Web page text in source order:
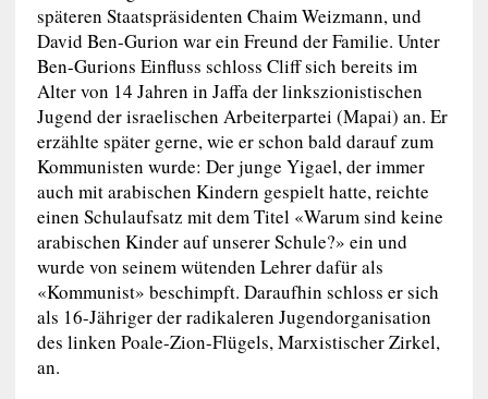
späteren Staatspräsidenten Chaim Weizmann, und
David Ben-Gurion war ein Freund der Familie. Unter
Ben-Gurions Einfluss schloss Cliff sich bereits im
Alter von 14 Jahren in Jaffa der linkszionistischen
Jugend der israelischen Arbeiterpartei (Mapai) an. Er
erzählte später gerne, wie er schon bald darauf zum
Kommunisten wurde: Der junge Yigael, der immer
auch mit arabischen Kindern gespielt hatte, reichte
einen Schulaufsatz mit dem Titel «Warum sind keine
arabischen Kinder auf unserer Schule?» ein und
wurde von seinem wütenden Lehrer dafür als
«Kommunist» beschimpft. Daraufhin schloss er sich
als 16-Jähriger der radikaleren Jugendorganisation
des linken Poale-Zion-Flügels, Marxistischer Zirkel,
an.